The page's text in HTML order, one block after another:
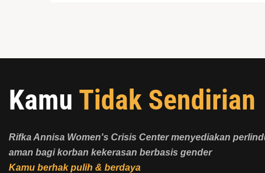
Kamu Tidak Sendirian
Rifka Annisa Women's Crisis Center menyediakan
aman bagi korban kekerasan berbasis gender
Kamu berhak pulih & berdaya